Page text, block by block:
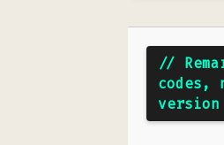
//
codes,